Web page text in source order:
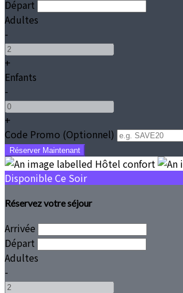
Départ
Adultes
-
+
Enfants
-
+
Code Promo (Optionnel)
Disponible Ce Soir
Réservez votre séjour
Arrivée
Départ
Adultes
-